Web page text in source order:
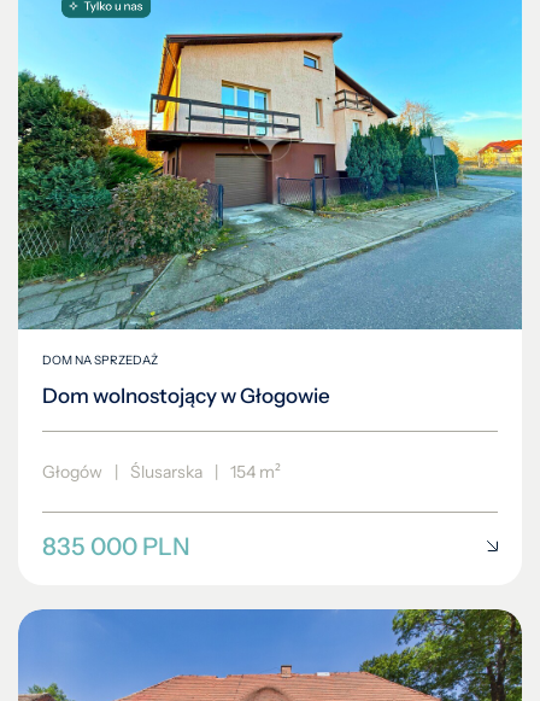
DOM NA SPRZEDAŻ
Dom wolnostojący w Głogowie
Głogów | Ślusarska | 154 m²
835 000 PLN